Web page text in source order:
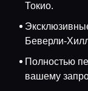
Токио.
Беверли-
Полностью
вашему